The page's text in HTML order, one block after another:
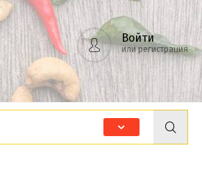
Войти
или регистрация